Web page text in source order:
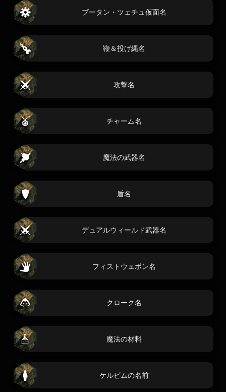
ブータン・ツェチュ仮面名
鞭＆投げ縄名
攻撃名
チャーム名
魔法の武器名
盾名
デュアルウィールド武器名
フィストウェポン名
クローク名
魔法の材料
ケルビムの名前